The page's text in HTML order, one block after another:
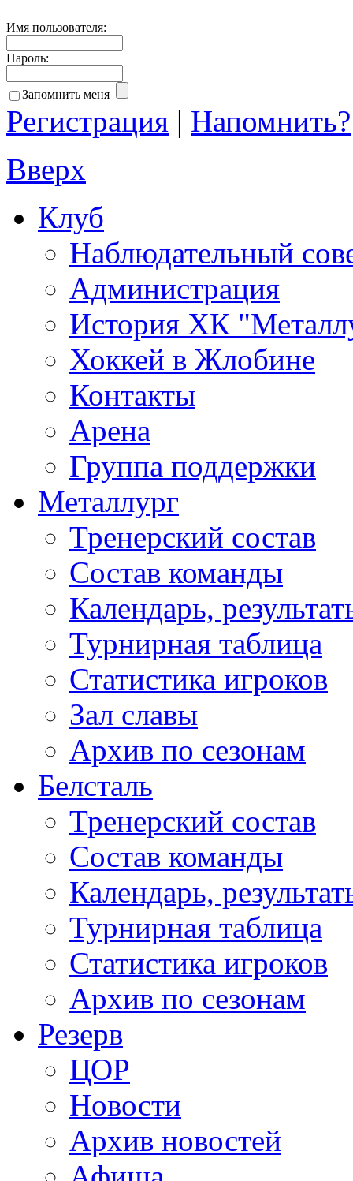
Имя пользователя:
Пароль:
Запомнить меня
Регистрация | Напомнить?
Вверх
Клуб
Наблюдательный
Администрация
История ХК
Хоккей в Жлобине
Контакты
Арена
Группа поддержки
Металлург
Тренерский состав
Состав команды
Календарь,
Турнирная таблица
Статистика игроков
Зал славы
Архив по сезонам
Белсталь
Тренерский состав
Состав команды
Календарь,
Турнирная таблица
Статистика игроков
Архив по сезонам
Резерв
ЦОР
Новости
Архив новостей